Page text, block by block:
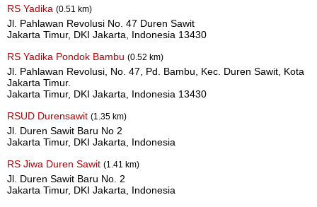
RS Yadika (0.51 km)
Jl. Pahlawan Revolusi No. 47 Duren Sawit
Jakarta Timur, DKI Jakarta, Indonesia 13430
RS Yadika Pondok Bambu (0.52 km)
Jl. Pahlawan Revolusi, No. 47, Pd. Bambu, Kec. Duren Sawit, Kota
Jakarta Timur.
Jakarta Timur, DKI Jakarta, Indonesia 13430
RSUD Durensawit (1.35 km)
Jl. Duren Sawit Baru No 2
Jakarta Timur, DKI Jakarta, Indonesia
RS Jiwa Duren Sawit (1.41 km)
Jl. Duren Sawit Baru No. 2
Jakarta Timur, DKI Jakarta, Indonesia